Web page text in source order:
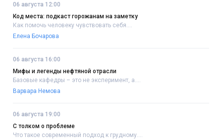
06 августа 12:00
Код места: подкаст горожанам на заметку
Как помочь человеку чувствовать себя....
Елена Бочарова
06 августа 16:00
Мифы и легенды нефтяной отрасли
Базовые кафедры – это не эксперимент, а....
Варвара Немова
06 августа 19:00
С толком о проблеме
Что такое современный подход к грудному....